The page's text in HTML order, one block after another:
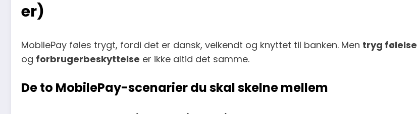
er)
MobilePay føles trygt, fordi det er dansk, velkendt og knyttet til banken. Men tryg følelse
og forbrugerbeskyttelse er ikke altid det samme.
De to MobilePay-scenarier du skal skelne mellem